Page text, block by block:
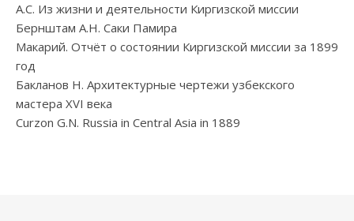
А.С. Из жизни и деятельности Киргизской миссии
Бернштам А.Н. Саки Памира
Макарий. Отчёт о состоянии Киргизской миссии за 1899
год
Бакланов Н. Архитектурные чертежи узбекского
мастера XVI века
Curzon G.N. Russia in Central Asia in 1889